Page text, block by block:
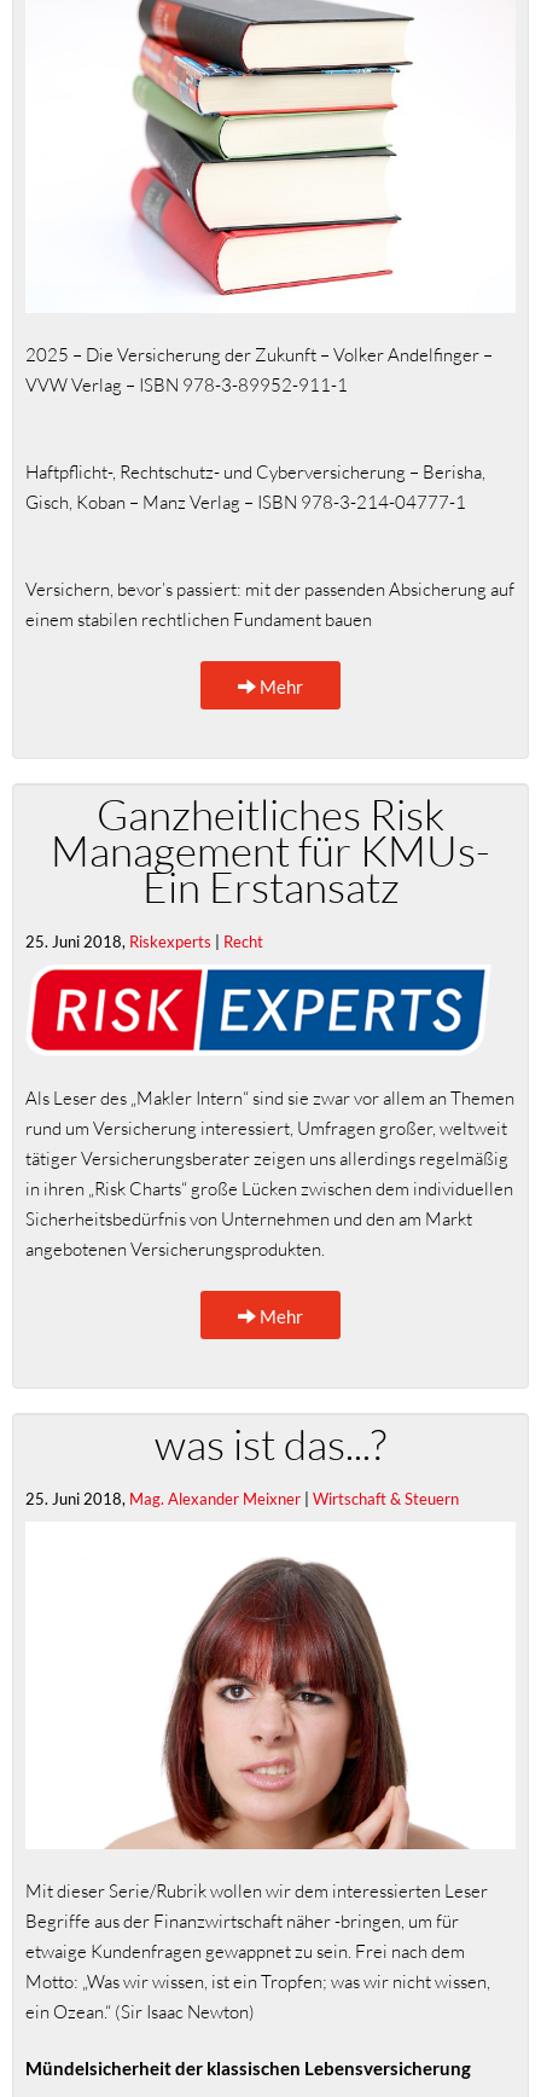
2025 – Die Versicherung der Zukunft – Volker Andelfinger –
VVW Verlag – ISBN 978-3-89952-911-1
Haftpflicht-, Rechtschutz- und Cyberversicherung – Berisha,
Gisch, Koban – Manz Verlag – ISBN 978-3-214-04777-1
Versichern, bevor’s passiert: mit der passenden Absicherung auf
einem stabilen rechtlichen Fundament bauen
Mehr
Ganzheitliches Risk
Management für KMUs-
Ein Erstansatz
25. Juni 2018, Riskexperts | Recht
Als Leser des „Makler Intern“ sind sie zwar vor allem an Themen
rund um Versicherung interessiert, Umfragen großer, weltweit
tätiger Versicherungsberater zeigen uns allerdings regelmäßig
in ihren „Risk Charts“ große Lücken zwischen dem individuellen
Sicherheitsbedürfnis von Unternehmen und den am Markt
angebotenen Versicherungsprodukten.
Mehr
was ist das...?
25. Juni 2018, Mag. Alexander Meixner | Wirtschaft & Steuern
Mit dieser Serie/Rubrik wollen wir dem interessierten Leser
Begriffe aus der Finanzwirtschaft näher -bringen, um für
etwaige Kundenfragen gewappnet zu sein. Frei nach dem
Motto: „Was wir wissen, ist ein Tropfen; was wir nicht wissen,
ein Ozean.“ (Sir Isaac Newton)
Mündelsicherheit der klassischen Lebensversicherung